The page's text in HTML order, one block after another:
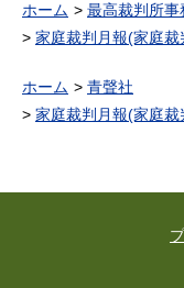
ホーム
最高裁判所事
家庭裁判月報(家庭
ホーム
青聲社
家庭裁判月報(家庭